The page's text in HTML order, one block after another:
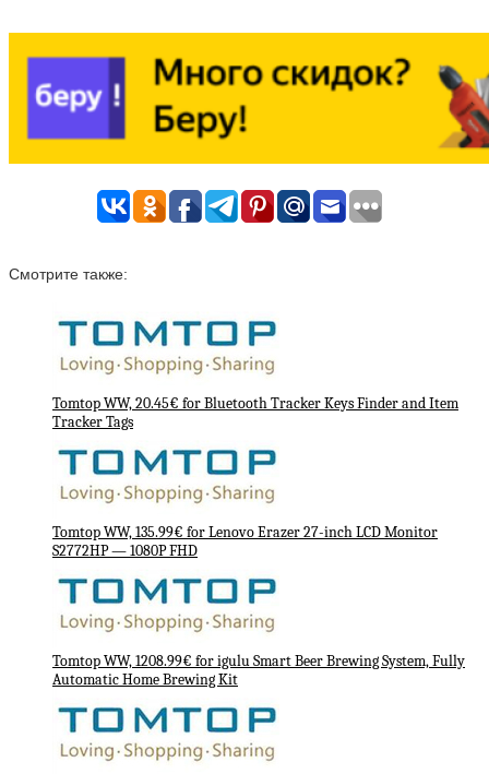
Смотрите также:
Tomtop WW, 20.45€ for Bluetooth Tracker Keys Finder and Item
Tracker Tags
Tomtop WW, 135.99€ for Lenovo Erazer 27-inch LCD Monitor
S2772HP — 1080P FHD
Tomtop WW, 1208.99€ for igulu Smart Beer Brewing System, Fully
Automatic Home Brewing Kit